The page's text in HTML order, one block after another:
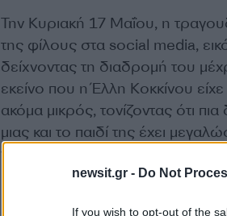
newsit.gr - Do Not
If you wish to opt-out of the
Την Κυριακή 17 Μαΐου, η
της φίλους στα social media,
δείχνοντας τη διαδρομή του
εκείνο που η Έλλη Κοκκίνου
ακόμα μικρός, τονίζοντας ότι
μιας και το παιδί της έχει
γεγονός ότι μπορεί να συμβεί το